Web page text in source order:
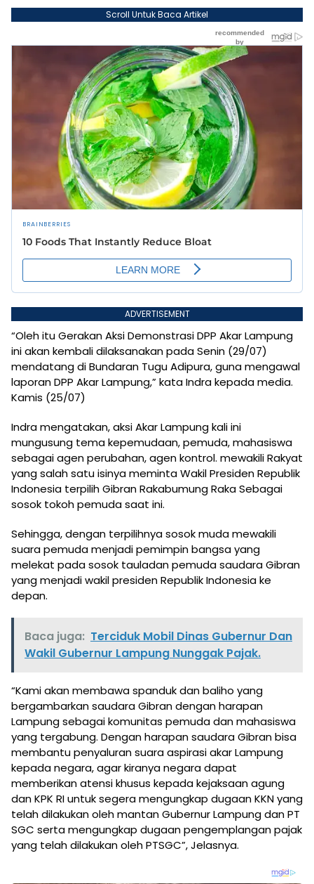
Scroll Untuk Baca Artikel
ADVERTISEMENT
“Oleh itu Gerakan Aksi Demonstrasi DPP Akar Lampung
ini akan kembali dilaksanakan pada Senin (29/07)
mendatang di Bundaran Tugu Adipura, guna mengawal
laporan DPP Akar Lampung,” kata Indra kepada media.
Kamis (25/07)
Indra mengatakan, aksi Akar Lampung kali ini
mungusung tema kepemudaan, pemuda, mahasiswa
sebagai agen perubahan, agen kontrol. mewakili Rakyat
yang salah satu isinya meminta Wakil Presiden Republik
Indonesia terpilih Gibran Rakabumung Raka Sebagai
sosok tokoh pemuda saat ini.
Sehingga, dengan terpilihnya sosok muda mewakili
suara pemuda menjadi pemimpin bangsa yang
melekat pada sosok tauladan pemuda saudara Gibran
yang menjadi wakil presiden Republik Indonesia ke
depan.
Baca juga: Terciduk Mobil Dinas Gubernur Dan
Wakil Gubernur Lampung Nunggak Pajak.
“Kami akan membawa spanduk dan baliho yang
bergambarkan saudara Gibran dengan harapan
Lampung sebagai komunitas pemuda dan mahasiswa
yang tergabung. Dengan harapan saudara Gibran bisa
membantu penyaluran suara aspirasi akar Lampung
kepada negara, agar kiranya negara dapat
memberikan atensi khusus kepada kejaksaan agung
dan KPK RI untuk segera mengungkap dugaan KKN yang
telah dilakukan oleh mantan Gubernur Lampung dan PT
SGC serta mengungkap dugaan pengemplangan pajak
yang telah dilakukan oleh PTSGC”, Jelasnya.